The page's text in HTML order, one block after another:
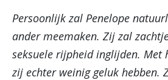
Persoonlijk zal Penelope
ander meemaken. Zij zal
seksuele rijpheid inglijden. Met
zij echter weinig geluk hebben.